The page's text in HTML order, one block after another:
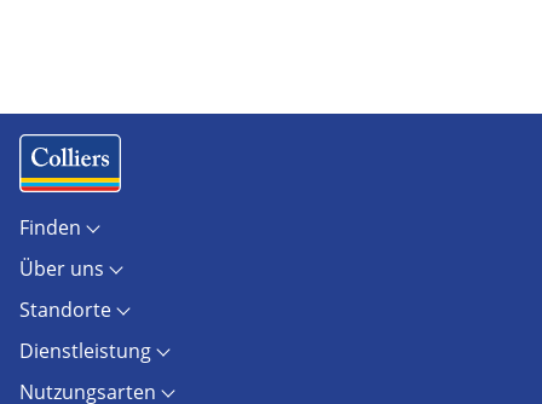
Finden
Standorte
Immobilienlexikon
AGB
AGB Hamburg
Über uns
Unternehmen
Presse
Newsroom
Standorte
Dresden
Frankfurt
Dienstleistung
Portfolio Investment
Nutzungsarten